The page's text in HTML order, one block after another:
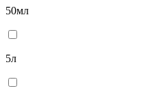
50мл
5л